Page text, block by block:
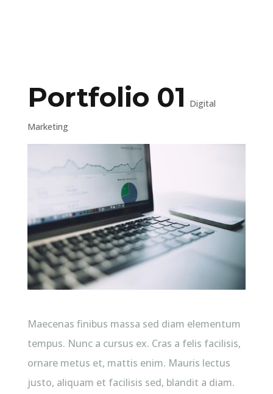
Portfolio 01 Digital
Marketing
Maecenas finibus massa sed diam elementum
tempus. Nunc a cursus ex. Cras a felis facilisis,
ornare metus et, mattis enim. Mauris lectus
justo, aliquam et facilisis sed, blandit a diam.